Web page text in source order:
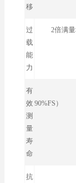
移
过
载
能
力
2倍满
有
效
测
量
寿
命
抗